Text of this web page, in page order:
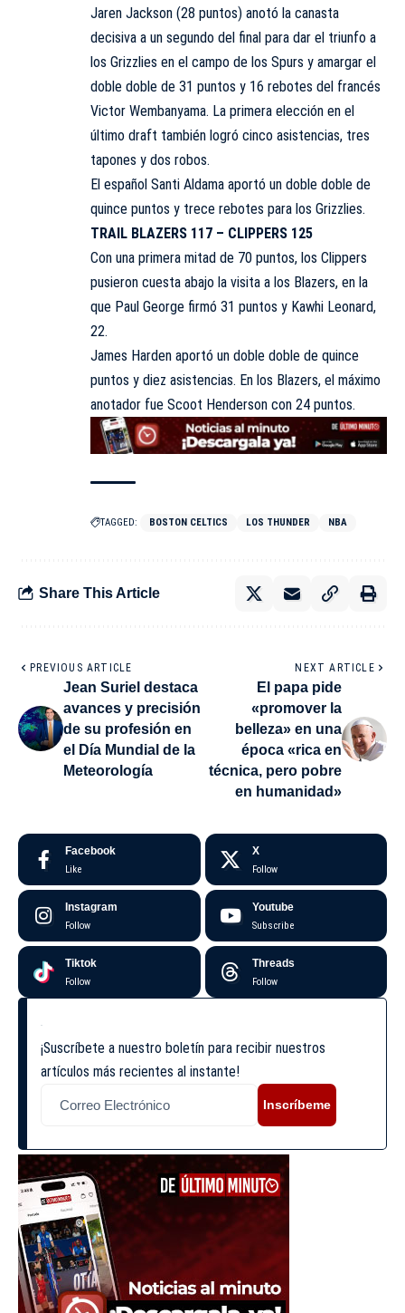
Jaren Jackson (28 puntos) anotó la canasta
decisiva a un segundo del final para dar el triunfo a
los Grizzlies en el campo de los Spurs y amargar el
doble doble de 31 puntos y 16 rebotes del francés
Victor Wembanyama. La primera elección en el
último draft también logró cinco asistencias, tres
tapones y dos robos.
El español Santi Aldama aportó un doble doble de
quince puntos y trece rebotes para los Grizzlies.
TRAIL BLAZERS 117 – CLIPPERS 125
Con una primera mitad de 70 puntos, los Clippers
pusieron cuesta abajo la visita a los Blazers, en la
que Paul George firmó 31 puntos y Kawhi Leonard,
22.
James Harden aportó un doble doble de quince
puntos y diez asistencias. En los Blazers, el máximo
anotador fue Scoot Henderson con 24 puntos.
TAGGED: BOSTON CELTICS LOS THUNDER NBA
Share This Article
PREVIOUS ARTICLE
Jean Suriel destaca
avances y precisión
de su profesión en
el Día Mundial de la
Meteorología
NEXT ARTICLE
El papa pide
«promover la
belleza» en una
época «rica en
técnica, pero pobre
en humanidad»
Facebook
Like
X
Follow
Instagram
Follow
Youtube
Subscribe
Tiktok
Follow
Threads
Follow
¡Suscríbete a nuestro boletín para recibir nuestros
artículos más recientes al instante!
Inscríbeme